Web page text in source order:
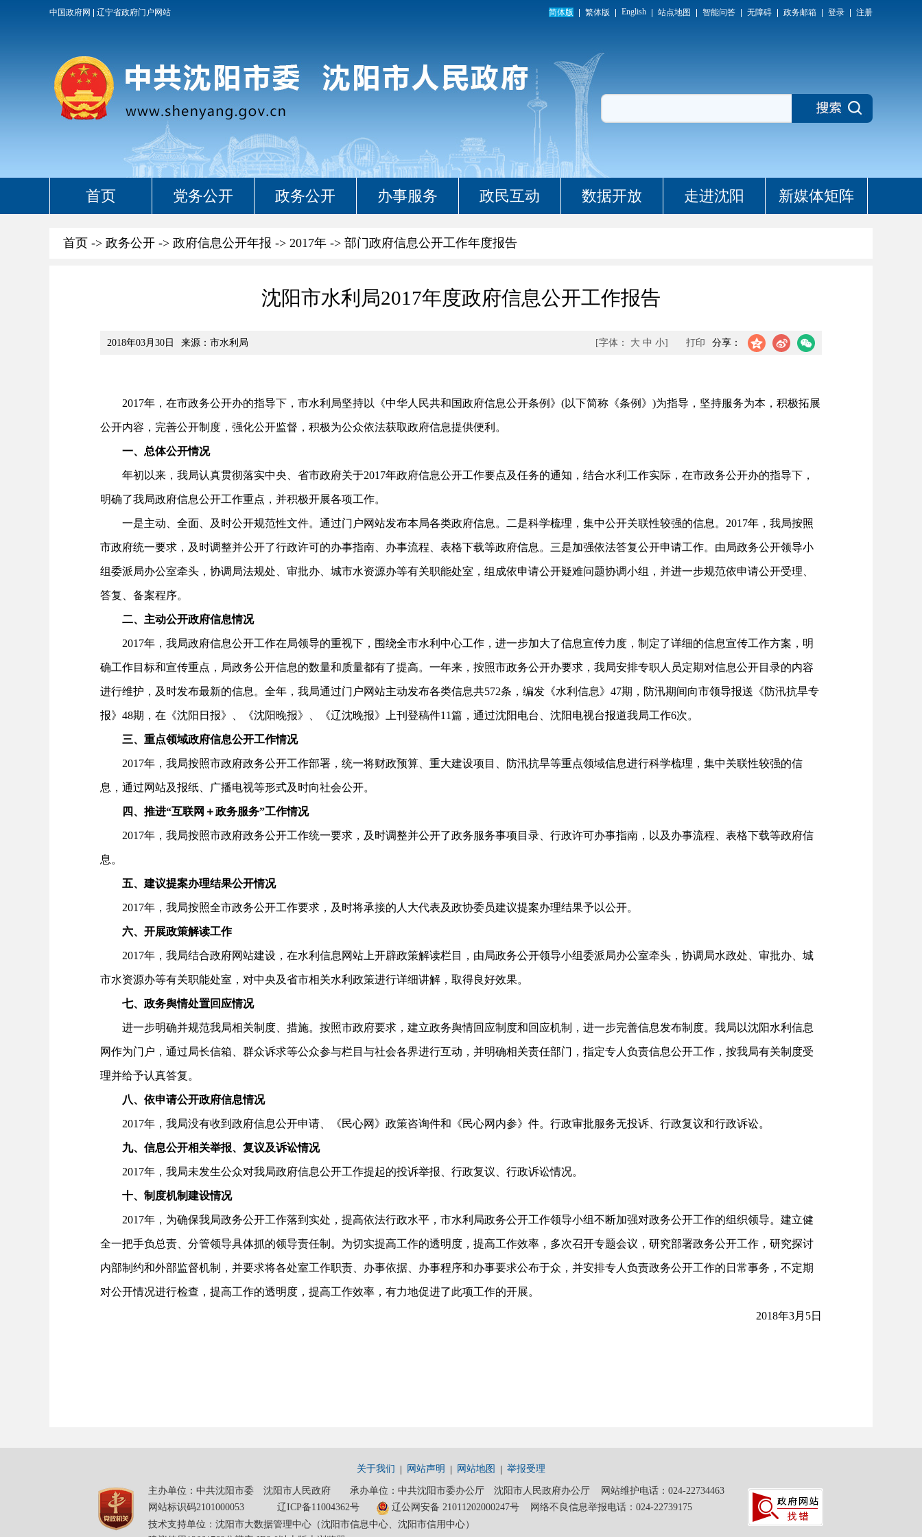
中国政府网 辽宁省政府门户网站 简体版 繁体版 English 站点地图 智能问答 无障碍 政务邮箱 登录 注册
首页 党务公开 政务公开 办事服务 政民互动 数据开放 走进沈阳 新媒体矩阵
首页 -> 政务公开 -> 政府信息公开年报 -> 2017年 -> 部门政府信息公开工作年度报告
沈阳市水利局2017年度政府信息公开工作报告
2018年03月30日 来源：市水利局 分享：
[字体： 大 中 小] 打印
2017年，在市政务公开办的指导下，市水利局坚持以《中华人民共和国政府信息公开条例》(以下简称《条例》)为指导，坚持服务为本，积极拓展
公开内容，完善公开制度，强化公开监督，积极为公众依法获取政府信息提供便利。
一、总体公开情况
年初以来，我局认真贯彻落实中央、省市政府关于2017年政府信息公开工作要点及任务的通知，结合水利工作实际，在市政务公开办的指导下，
明确了我局政府信息公开工作重点，并积极开展各项工作。
一是主动、全面、及时公开规范性文件。通过门户网站发布本局各类政府信息。二是科学梳理，集中公开关联性较强的信息。2017年，我局按照
市政府统一要求，及时调整并公开了行政许可的办事指南、办事流程、表格下载等政府信息。三是加强依法答复公开申请工作。由局政务公开领导小
组委派局办公室牵头，协调局法规处、审批办、城市水资源办等有关职能处室，组成依申请公开疑难问题协调小组，并进一步规范依申请公开受理、
答复、备案程序。
二、主动公开政府信息情况
2017年，我局政府信息公开工作在局领导的重视下，围绕全市水利中心工作，进一步加大了信息宣传力度，制定了详细的信息宣传工作方案，明
确工作目标和宣传重点，局政务公开信息的数量和质量都有了提高。一年来，按照市政务公开办要求，我局安排专职人员定期对信息公开目录的内容
进行维护，及时发布最新的信息。全年，我局通过门户网站主动发布各类信息共572条，编发《水利信息》47期，防汛期间向市领导报送《防汛抗旱专
报》48期，在《沈阳日报》、《沈阳晚报》、《辽沈晚报》上刊登稿件11篇，通过沈阳电台、沈阳电视台报道我局工作6次。
三、重点领域政府信息公开工作情况
2017年，我局按照市政府政务公开工作部署，统一将财政预算、重大建设项目、防汛抗旱等重点领域信息进行科学梳理，集中关联性较强的信
息，通过网站及报纸、广播电视等形式及时向社会公开。
四、推进“互联网＋政务服务”工作情况
2017年，我局按照市政府政务公开工作统一要求，及时调整并公开了政务服务事项目录、行政许可办事指南，以及办事流程、表格下载等政府信
息。
五、建议提案办理结果公开情况
2017年，我局按照全市政务公开工作要求，及时将承接的人大代表及政协委员建议提案办理结果予以公开。
六、开展政策解读工作
2017年，我局结合政府网站建设，在水利信息网站上开辟政策解读栏目，由局政务公开领导小组委派局办公室牵头，协调局水政处、审批办、城
市水资源办等有关职能处室，对中央及省市相关水利政策进行详细讲解，取得良好效果。
七、政务舆情处置回应情况
进一步明确并规范我局相关制度、措施。按照市政府要求，建立政务舆情回应制度和回应机制，进一步完善信息发布制度。我局以沈阳水利信息
网作为门户，通过局长信箱、群众诉求等公众参与栏目与社会各界进行互动，并明确相关责任部门，指定专人负责信息公开工作，按我局有关制度受
理并给予认真答复。
八、依申请公开政府信息情况
2017年，我局没有收到政府信息公开申请、《民心网》政策咨询件和《民心网内参》件。行政审批服务无投诉、行政复议和行政诉讼。
九、信息公开相关举报、复议及诉讼情况
2017年，我局未发生公众对我局政府信息公开工作提起的投诉举报、行政复议、行政诉讼情况。
十、制度机制建设情况
2017年，为确保我局政务公开工作落到实处，提高依法行政水平，市水利局政务公开工作领导小组不断加强对政务公开工作的组织领导。建立健
全一把手负总责、分管领导具体抓的领导责任制。为切实提高工作的透明度，提高工作效率，多次召开专题会议，研究部署政务公开工作，研究探讨
内部制约和外部监督机制，并要求将各处室工作职责、办事依据、办事程序和办事要求公布于众，并安排专人负责政务公开工作的日常事务，不定期
对公开情况进行检查，提高工作的透明度，提高工作效率，有力地促进了此项工作的开展。
2018年3月5日
关于我们 网站声明 网站地图 举报受理
主办单位：中共沈阳市委 沈阳市人民政府 承办单位：中共沈阳市委办公厅 沈阳市人民政府办公厅 网站维护电话：024-22734463
网站标识码2101000053
辽ICP备11004362号 辽公网安备 21011202000247号 网络不良信息举报电话：024-22739175
技术支持单位：沈阳市大数据管理中心（沈阳市信息中心、沈阳市信用中心）